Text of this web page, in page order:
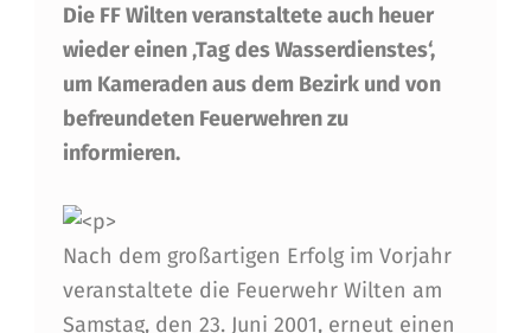
D
E
S
W
A
S
S
E
Die FF Wilten veranstaltete auch heuer
wieder einen ‚Tag des Wasserdienstes‘,
um Kameraden aus dem Bezirk und von
befreundeten Feuerwehren zu
informieren.
<p>
Nach dem großartigen Erfolg im Vorjahr
veranstaltete die Feuerwehr Wilten am
Samstag, den 23. Juni 2001, erneut einen